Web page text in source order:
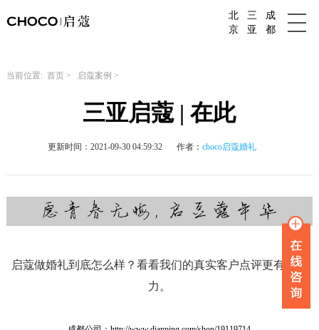
北
京
三
亚
成
都
当前位置: 首页> 启蔻案例 >
三亚启蔻 | 在此
更新时间：2021-09-30 04:59:32 作者：choco启蔻婚礼
启蔻做婚礼到底怎么样？看看我们的真实客户点评更有说服
力。